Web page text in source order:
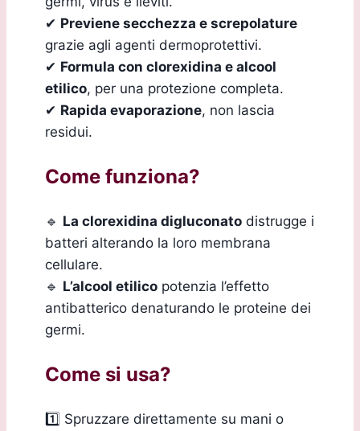
✔ Previene secchezza e screpolature
grazie agli agenti dermoprotettivi.
✔ Formula con clorexidina e alcool
etilico, per una protezione completa.
✔ Rapida evaporazione, non lascia
residui.
Come funziona?
🔹 La clorexidina digluconato distrugge i
batteri alterando la loro membrana
cellulare.
🔹 L’alcool etilico potenzia l’effetto
antibatterico denaturando le proteine dei
germi.
Come si usa?
1️⃣ Spruzzare direttamente su mani o